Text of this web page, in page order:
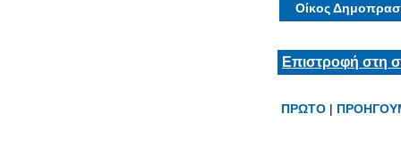
Οίκος
Επιστροφή στη
ΠΡΩΤΟ |